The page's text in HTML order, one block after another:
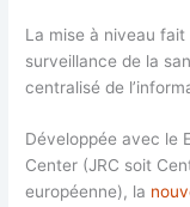
La mise à niveau fait
surveillance de la
centralisé de
Développée avec le
Center (JRC soit
européenne), la